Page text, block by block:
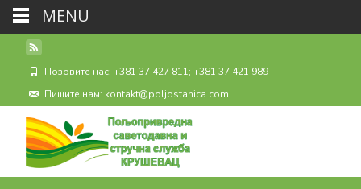
Позовите нас: +381 37 427 811; +381 37 421 989
Пишите нам: kontakt@poljostanica.com
MENU